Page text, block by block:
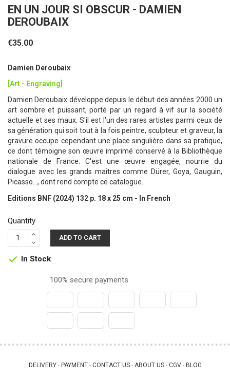
EN UN JOUR SI OBSCUR - DAMIEN
DEROUBAIX
€35.00
Damien Deroubaix
[Art - Engraving]
Damien Deroubaix développe depuis le début des années 2000 un
art sombre et puissant, porté par un regard à vif sur la société
actuelle et ses maux. S'il est l'un des rares artistes parmi ceux de
sa génération qui soit tout à la fois peintre, sculpteur et graveur, la
gravure occupe cependant une place singulière dans sa pratique,
ce dont témoigne son œuvre imprimé conservé à la Bibliothèque
nationale de France. C'est une œuvre engagée, nourrie du
dialogue avec les grands maîtres comme Dürer, Goya, Gauguin,
Picasso..., dont rend compte ce catalogue.
Editions BNF (2024) 132 p. 18 x 25 cm - In French
Quantity
ADD TO CART
 In Stock
100% secure payments
DELIVERY - PAYMENT - CONTACT US - ABOUT US - CGV - BLOG